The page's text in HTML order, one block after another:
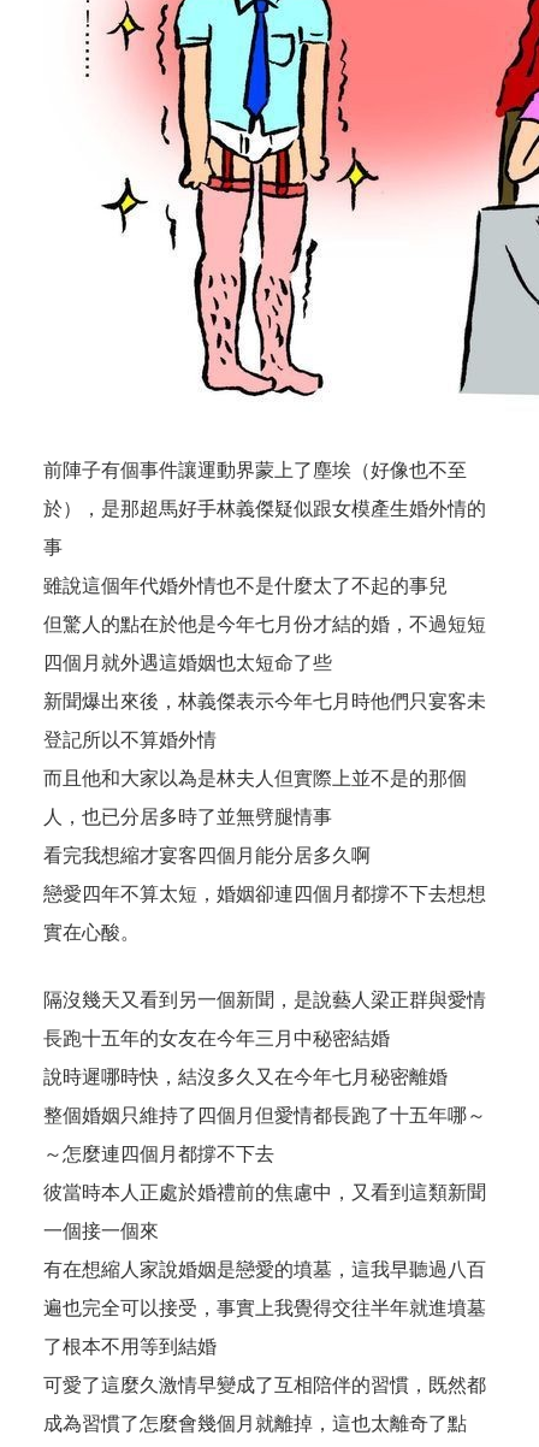
前陣子有個事件讓運動界蒙上了塵埃（好像也不至
於），是那超馬好手林義傑疑似跟女模產生婚外情的
事
雖說這個年代婚外情也不是什麼太了不起的事兒
但驚人的點在於他是今年七月份才結的婚，不過短短
四個月就外遇這婚姻也太短命了些
新聞爆出來後，林義傑表示今年七月時他們只宴客未
登記所以不算婚外情
而且他和大家以為是林夫人但實際上並不是的那個
人，也已分居多時了並無劈腿情事
看完我想縮才宴客四個月能分居多久啊
戀愛四年不算太短，婚姻卻連四個月都撐不下去想想
實在心酸。
隔沒幾天又看到另一個新聞，是說藝人梁正群與愛情
長跑十五年的女友在今年三月中秘密結婚
說時遲哪時快，結沒多久又在今年七月秘密離婚
整個婚姻只維持了四個月但愛情都長跑了十五年哪～
～怎麼連四個月都撐不下去
彼當時本人正處於婚禮前的焦慮中，又看到這類新聞
一個接一個來
有在想縮人家說婚姻是戀愛的墳墓，這我早聽過八百
遍也完全可以接受，事實上我覺得交往半年就進墳墓
了根本不用等到結婚
可愛了這麼久激情早變成了互相陪伴的習慣，既然都
成為習慣了怎麼會幾個月就離掉，這也太離奇了點